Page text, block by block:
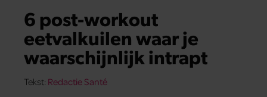
6 post-workout
eetvalkuilen waar je
waarschijnlijk intrapt
Tekst: Redactie Santé